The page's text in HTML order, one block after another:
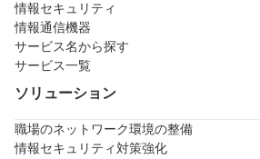
情報セキュリティ
情報通信機器
サービス名から探す
サービス一覧
ソリューション
職場のネットワーク環境の整備
情報セキュリティ対策強化